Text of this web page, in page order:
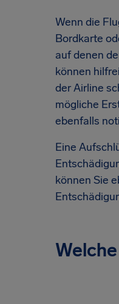
Wenn die
Bordkarte
auf denen
können
der Airline
mögliche
ebenfalls
Eine
können Sie